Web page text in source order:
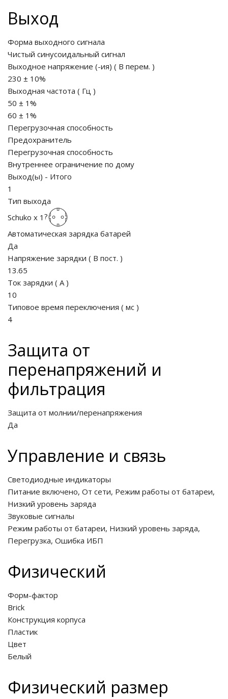
питания PDU
Питания
корпуса)
оборудование
Vakio
установки
"Фалина"
Выход
Форма выходного сигнала
Чистый синусоидальный сигнал
Выходное напряжение (-ия) ( В перем. )
230 ± 10%
Выходная частота ( Гц )
50 ± 1%
60 ± 1%
Перегрузочная способность
Предохранитель
Перегрузочная способность
Внутреннее ограничение по дому
Выход(ы) - Итого
1
Тип выхода
Schuko x 1 ?
Автоматическая зарядка батарей
Да
Напряжение зарядки ( В пост. )
13.65
Ток зарядки ( A )
10
Типовое время переключения ( мс )
4
Защита от
перенапряжений и
фильтрация
Защита от молнии/перенапряжения
Да
Управление и связь
Светодиодные индикаторы
Питание включено, От сети, Режим работы от батареи,
Низкий уровень заряда
Звуковые сигналы
Режим работы от батареи, Низкий уровень заряда,
Перегрузка, Ошибка ИБП
Физический
Форм-фактор
Brick
Конструкция корпуса
Пластик
Цвет
Белый
Физический размер